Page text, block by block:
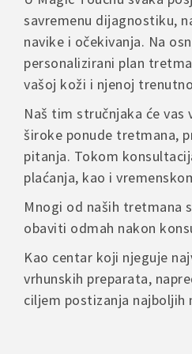
savremenu dijagnostiku,
navike i očekivanja. Na
personalizirani plan
vašoj koži i njenoj
Naš tim stručnjaka će
široke ponude tretmana,
pitanja. Tokom
plaćanja, kao i
Mnogi od naših tretmana
obaviti odmah nakon
Kao centar koji njeguje
vrhunskih preparata,
ciljem postizanja najboljih